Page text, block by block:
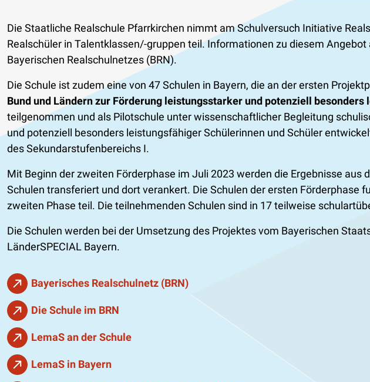
Die Staatliche Realschule Pfarrkirchen nimmt am Schulversuch Initiative
Realschüler in Talentklassen/-gruppen teil. Informationen zu diesem
Bayerischen Realschulnetzes (BRN).
Die Schule ist zudem eine von 47 Schulen in Bayern, die an der ersten
Bund und Ländern zur Förderung leistungsstarker und potenziell
teilgenommen und als Pilotschule unter wissenschaftlicher Begleitung
und potenziell besonders leistungsfähiger Schülerinnen und Schüler
des Sekundarstufenbereichs I.
Mit Beginn der zweiten Förderphase im Juli 2023 werden die Ergebnisse
Schulen transferiert und dort verankert. Die Schulen der ersten
zweiten Phase teil. Die teilnehmenden Schulen sind in 17 teilweise
Die Schulen werden bei der Umsetzung des Projektes vom Bayerischen
LänderSPECIAL Bayern.
Bayerisches Realschulnetz (BRN)
Die Schule im BRN
LemaS an der Schule
LemaS in Bayern